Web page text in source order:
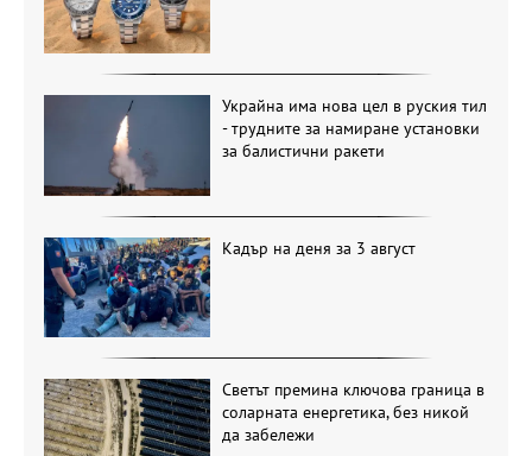
Украйна има нова цел в руския тил
- трудните за намиране установки
за балистични ракети
Кадър на деня за 3 август
Светът премина ключова граница в
соларната енергетика, без никой
да забележи